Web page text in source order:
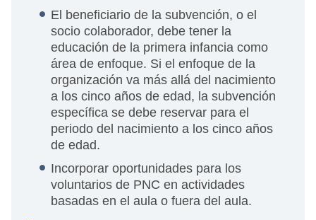
El beneficiario de la subvención, o el
socio colaborador, debe tener la
educación de la primera infancia como
área de enfoque. Si el enfoque de la
organización va más allá del nacimiento
a los cinco años de edad, la subvención
específica se debe reservar para el
periodo del nacimiento a los cinco años
de edad.
Incorporar oportunidades para los
voluntarios de PNC en actividades
basadas en el aula o fuera del aula.